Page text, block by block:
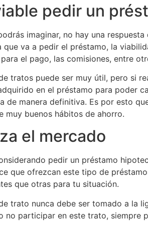
pedir un
imaginar, no hay una
que va a pedir el préstamo, la
el pago, las comisiones, entre
tratos puede ser muy útil, pero si
en el préstamo para poder
de manera definitiva. Es por esto
muy buenos hábitos de ahorro.
el mercado
pedir un préstamo
que ofrezcan este tipo de
que otras para tu situación.
trato nunca debe ser tomado a la
no participar en este trato, siempre